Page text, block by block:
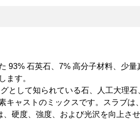
93% 石英石、7% 高分子材料、少
ます。
として知られている石、人工大理
キャストのミックスです。スラブは
、硬度、強度、および光沢を向上さ